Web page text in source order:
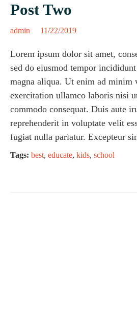
Post Two
admin 11/22/2019
Lorem ipsum dolor sit amet,
sed do eiusmod tempor
magna aliqua. Ut enim ad minim
exercitation ullamco laboris nisi
commodo consequat. Duis aute
reprehenderit in voluptate velit
fugiat nulla pariatur. Excepteur
Tags: best, educate, kids, school